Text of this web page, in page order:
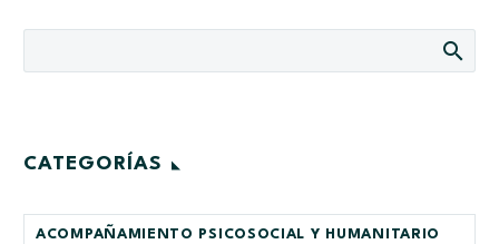
CATEGORÍAS
ACOMPAÑAMIENTO PSICOSOCIAL Y HUMANITARIO